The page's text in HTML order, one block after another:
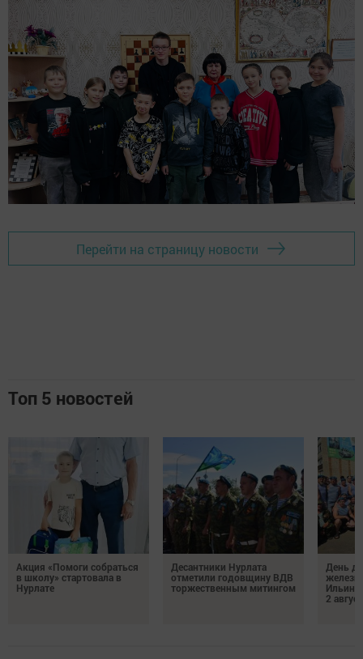
Перейти на страницу новости
Топ 5 новостей
Акция «Помоги собраться
в школу» стартовала в
Нурлате
Десантники Нурлата
отметили годовщину ВДВ
торжественным митингом
День
Ильин
2